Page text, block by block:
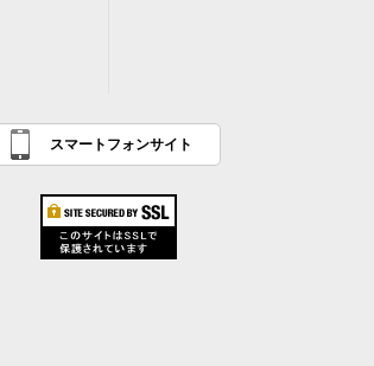
スマートフォンサイト